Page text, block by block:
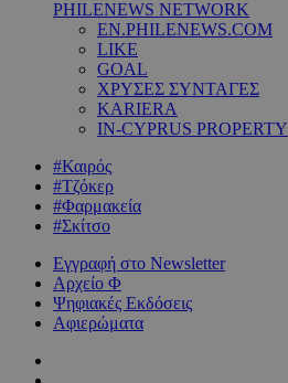
PHILENEWS NETWORK
EN.PHILENEWS.COM
LIKE
GOAL
ΧΡΥΣΕΣ ΣΥΝΤΑΓΕΣ
KARIERA
IN-CYPRUS PROPERTY
#Καιρός
#Τζόκερ
#Φαρμακεία
#Σκίτσο
Εγγραφή στο Newsletter
Αρχείο Φ
Ψηφιακές Εκδόσεις
Αφιερώματα